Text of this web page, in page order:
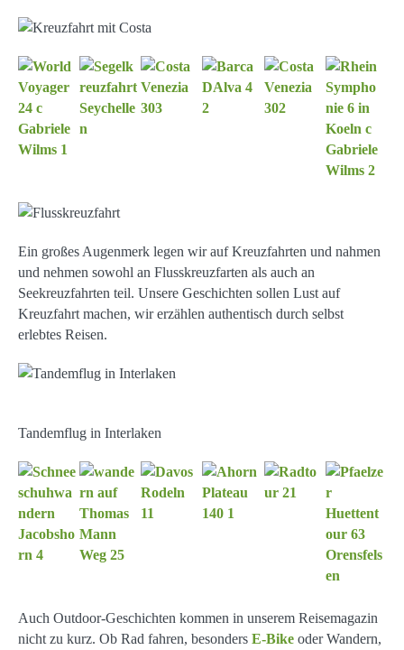
Ein großes Augenmerk legen wir auf Kreuzfahrten und nahmen
und nehmen sowohl an Flusskreuzfarten als auch an
Seekreuzfahrten teil. Unsere Geschichten sollen Lust auf
Kreuzfahrt machen, wir erzählen authentisch durch selbst
erlebtes Reisen.
Tandemflug in Interlaken
Auch Outdoor-Geschichten kommen in unserem Reisemagazin
nicht zu kurz. Ob Rad fahren, besonders E-Bike oder Wandern,